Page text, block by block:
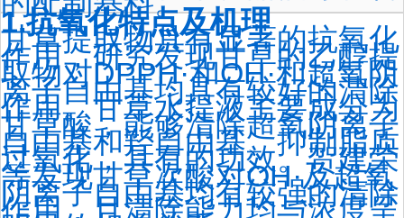
1.抗氧化特点及机理
甘草提取物具有显著的抗氧化
作用，研究发现甘草的乙醇提
取物对DPPH·和OH·和超氧阴
离子自由基均具有较好的清除
作用。甘草水提液主要成分为
甘草酸，能够清除超氧阴离子
自由基和羟自由基、抑制脂质
过氧化，具有的功效。贺建荣
等发现甘草次酸对OH·及超氧
阴离子自由基均有较强的清除
作用，且清除能力均与浓度呈